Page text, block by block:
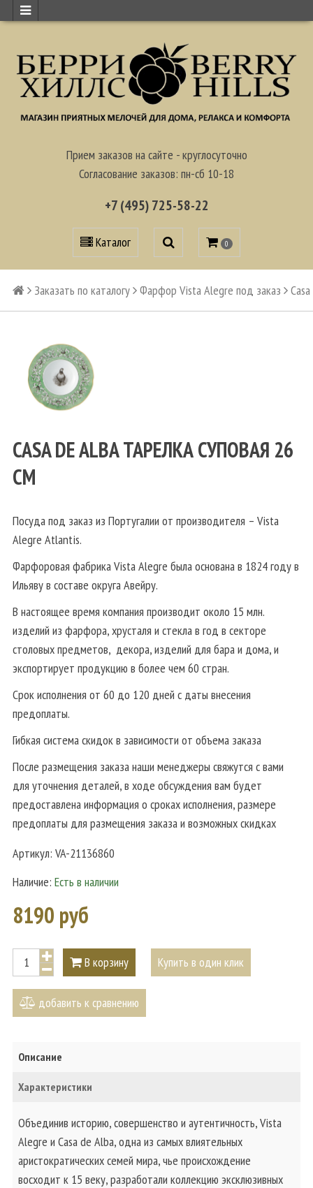
Прием заказов на сайте - круглосуточно
Согласование заказов: пн-сб 10-18
+7 (495) 725-58-22
Каталог 0
Заказать по каталогу Фарфор Vista Alegre под заказ
CASA DE ALBA ТАРЕЛКА СУПОВАЯ 26
СМ
Посуда под заказ из Португалии от производителя – Vista
Alegre Atlantis.
Фарфоровая фабрика Vista Alegre была основана в 1824 году в
Ильяву в составе округа Авейру.
В настоящее время компания производит около 15 млн.
изделий из фарфора, хрусталя и стекла в год в секторе
столовых предметов, декора, изделий для бара и дома, и
экспортирует продукцию в более чем 60 стран.
Срок исполнения от 60 до 120 дней с даты внесения
предоплаты.
Гибкая система скидок в зависимости от объема заказа
После размещения заказа наши менеджеры свяжутся с вами
для уточнения деталей, в ходе обсуждения вам будет
предоставлена информация о сроках исполнения, размере
предоплаты для размещения заказа и возможных скидках
Артикул: VA-21136860
Наличие: Есть в наличии
8190 руб
В корзину Купить в один клик
добавить к сравнению
Описание
Характеристики
Объединив историю, совершенство и аутентичность, Vista
Alegre и Casa de Alba, одна из самых влиятельных
аристократических семей мира, чье происхождение
восходит к 15 веку, разработали коллекцию эксклюзивных